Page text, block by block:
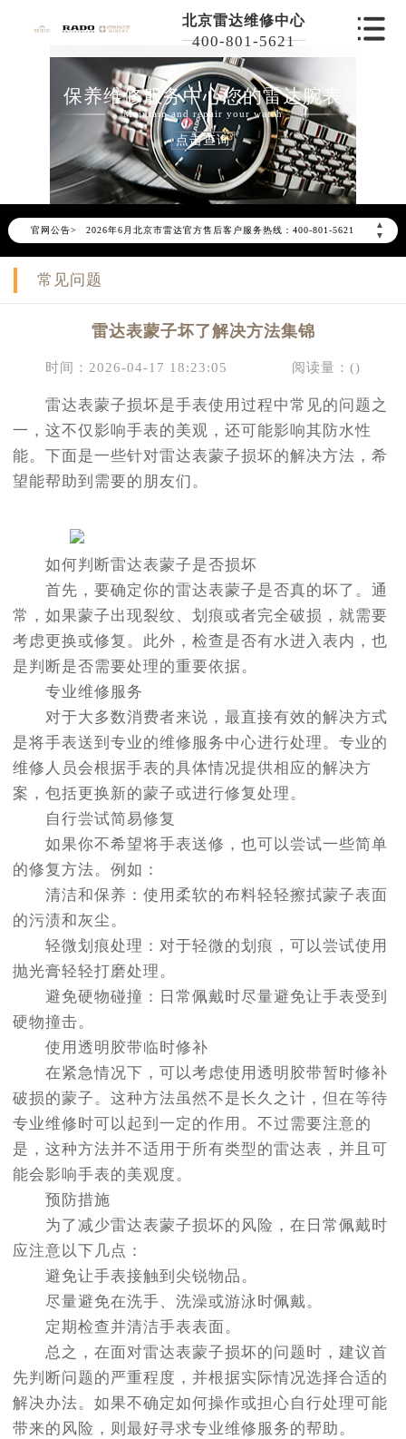
北京雷达维修中心
400-801-5621
保养维修服务中心您的雷达腕表
Maintain and repair your watch
点击查询
官网公告>
▲
▼
2026年6月雷达北京市售后服务网络优化升级公告
2026年6月北京市雷达官方售后客户服务热线：400-801-5621
2026年6月雷达售后服务中心最新网点地址：
常见问题
雷达表蒙子坏了解决方法集锦
时间：2026-04-17 18:23:05 阅读量：()
雷达表蒙子损坏是手表使用过程中常见的问题之
一，这不仅影响手表的美观，还可能影响其防水性
能。下面是一些针对雷达表蒙子损坏的解决方法，希
望能帮助到需要的朋友们。
如何判断雷达表蒙子是否损坏
首先，要确定你的雷达表蒙子是否真的坏了。通
常，如果蒙子出现裂纹、划痕或者完全破损，就需要
考虑更换或修复。此外，检查是否有水进入表内，也
是判断是否需要处理的重要依据。
专业维修服务
对于大多数消费者来说，最直接有效的解决方式
是将手表送到专业的维修服务中心进行处理。专业的
维修人员会根据手表的具体情况提供相应的解决方
案，包括更换新的蒙子或进行修复处理。
自行尝试简易修复
如果你不希望将手表送修，也可以尝试一些简单
的修复方法。例如：
清洁和保养：使用柔软的布料轻轻擦拭蒙子表面
的污渍和灰尘。
轻微划痕处理：对于轻微的划痕，可以尝试使用
抛光膏轻轻打磨处理。
避免硬物碰撞：日常佩戴时尽量避免让手表受到
硬物撞击。
使用透明胶带临时修补
在紧急情况下，可以考虑使用透明胶带暂时修补
破损的蒙子。这种方法虽然不是长久之计，但在等待
专业维修时可以起到一定的作用。不过需要注意的
是，这种方法并不适用于所有类型的雷达表，并且可
能会影响手表的美观度。
预防措施
为了减少雷达表蒙子损坏的风险，在日常佩戴时
应注意以下几点：
避免让手表接触到尖锐物品。
尽量避免在洗手、洗澡或游泳时佩戴。
定期检查并清洁手表表面。
总之，在面对雷达表蒙子损坏的问题时，建议首
先判断问题的严重程度，并根据实际情况选择合适的
解决办法。如果不确定如何操作或担心自行处理可能
带来的风险，则最好寻求专业维修服务的帮助。